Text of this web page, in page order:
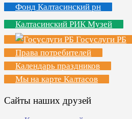
Фонд Калтасинский рн
Калтасинский РИК Музей
Госуслуги РБ
Права потребителей
Календарь праздников
Мы на карте Калтасов
Сайты наших друзей